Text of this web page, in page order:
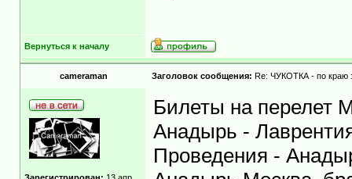
Вернуться к началу
cameraman Заголовок сообщения: Re: ЧУКОТКА - по краю
Билеты на перелет
Анадырь -
Проведения -